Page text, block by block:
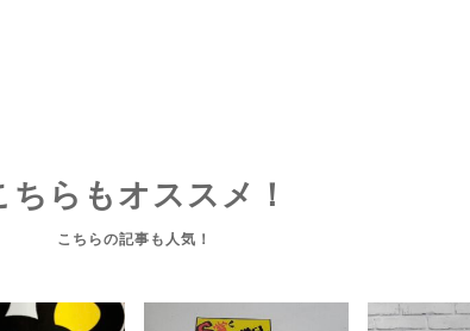
ちらもオススメ！